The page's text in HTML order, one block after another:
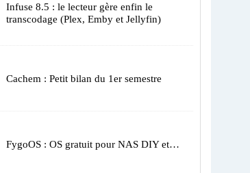
Infuse 8.5 : le lecteur gère enfin le
transcodage (Plex, Emby et Jellyfin)
Cachem : Petit bilan du 1er semestre
FygoOS : OS gratuit pour NAS DIY et…